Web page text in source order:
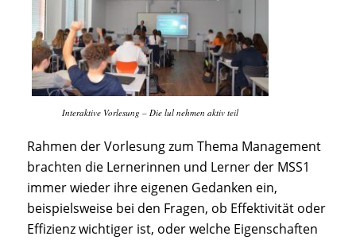
Interaktive Vorlesung – Die lul nehmen aktiv teil
Rahmen der Vorlesung zum Thema Management
brachten die Lernerinnen und Lerner der MSS1
immer wieder ihre eigenen Gedanken ein,
beispielsweise bei den Fragen, ob Effektivität oder
Effizienz wichtiger ist, oder welche Eigenschaften